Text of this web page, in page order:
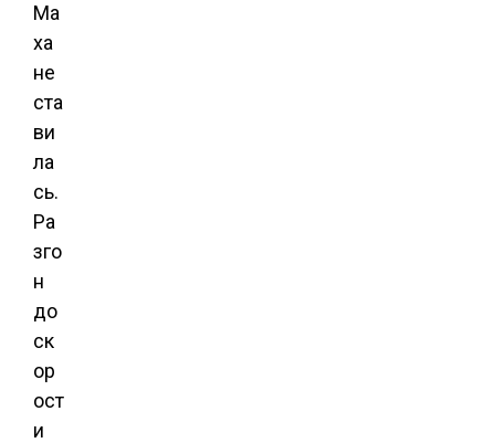
Ма
ха
не
ста
ви
ла
сь.
Ра
зго
н
до
ск
ор
ост
и